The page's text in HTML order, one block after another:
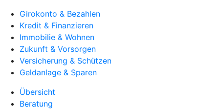
Girokonto & Bezahlen
Kredit & Finanzieren
Immobilie & Wohnen
Zukunft & Vorsorgen
Versicherung & Schützen
Geldanlage & Sparen
Übersicht
Beratung